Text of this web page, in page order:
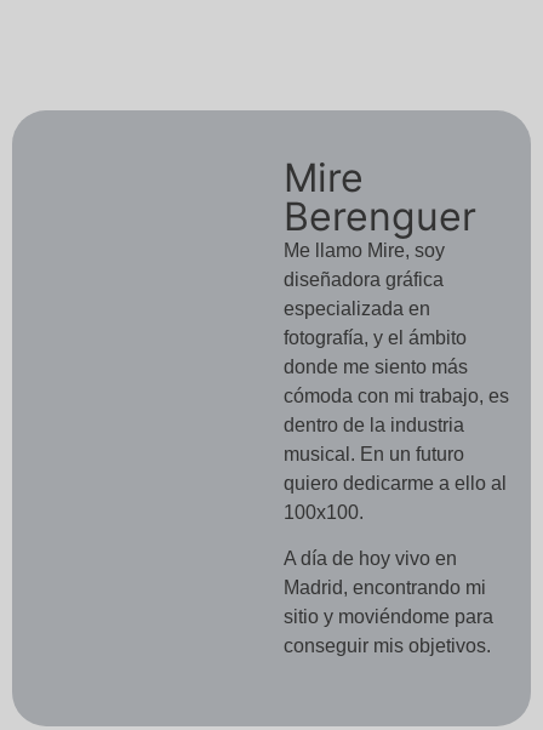
Mire
Berenguer
Me llamo Mire, soy
diseñadora gráfica
especializada en
fotografía, y el ámbito
donde me siento más
cómoda con mi trabajo, es
dentro de la industria
musical. En un futuro
quiero dedicarme a ello al
100x100.
A día de hoy vivo en
Madrid, encontrando mi
sitio y moviéndome para
conseguir mis objetivos.